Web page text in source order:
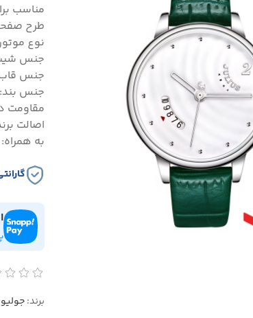
مناسب
طرح
نوع
جنس
جنس
جنس
مقاومت در
اصالت
به همراه:
گارانتی ۲۴ ماهه وستا
برند: